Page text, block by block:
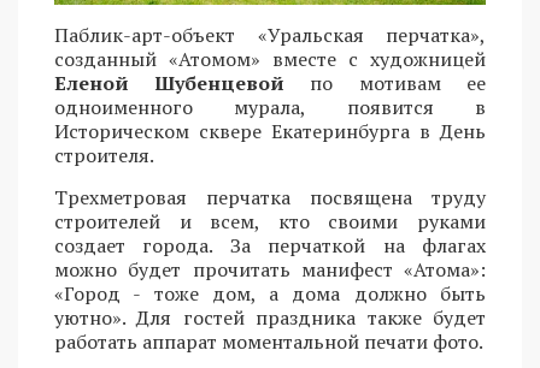
Паблик-арт-объект «Уральская перчатка»,
созданный «Атомом» вместе с художницей
Еленой Шубенцевой по мотивам ее
одноименного мурала, появится в
Историческом сквере Екатеринбурга в День
строителя.
Трехметровая перчатка посвящена труду
строителей и всем, кто своими руками
создает города. За перчаткой на флагах
можно будет прочитать манифест «Атома»:
«Город - тоже дом, а дома должно быть
уютно». Для гостей праздника также будет
работать аппарат моментальной печати фото.